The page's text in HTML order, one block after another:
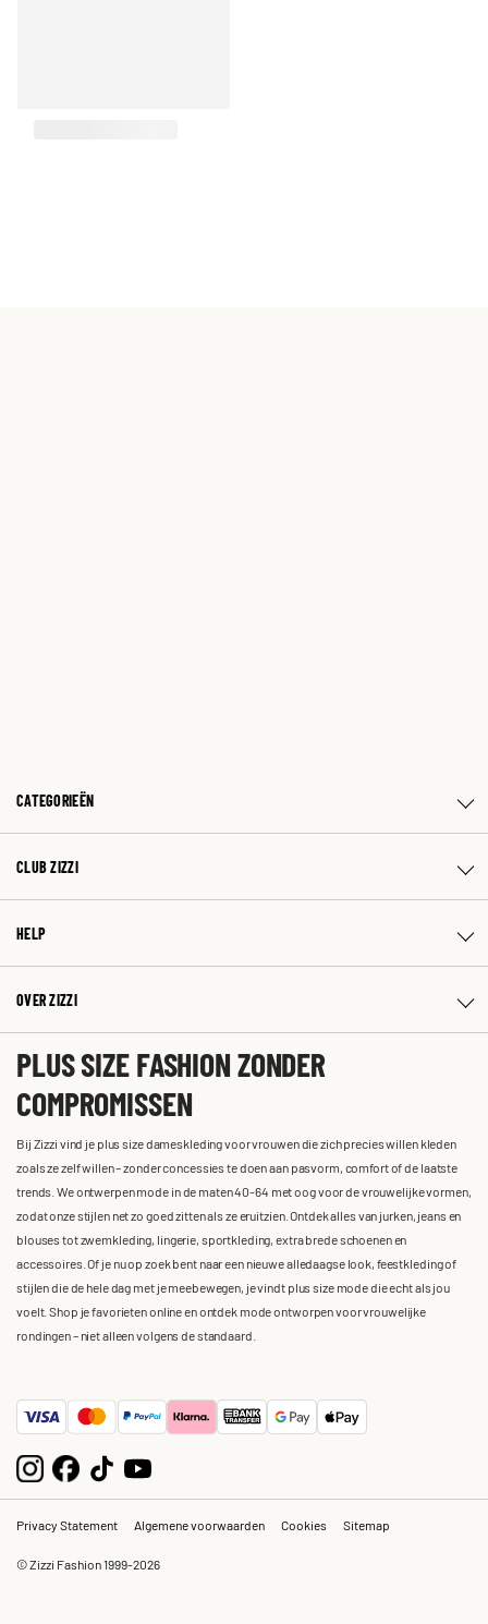
CATEGORIEËN
CLUB ZIZZI
HELP
OVER ZIZZI
PLUS SIZE FASHION ZONDER
COMPROMISSEN
Bij Zizzi vind je plus size dameskleding voor vrouwen die zich precies willen kleden
zoals ze zelf willen – zonder concessies te doen aan pasvorm, comfort of de laatste
trends. We ontwerpen mode in de maten 40-64 met oog voor de vrouwelijke vormen,
zodat onze stijlen net zo goed zitten als ze eruitzien. Ontdek alles van jurken, jeans en
blouses tot zwemkleding, lingerie, sportkleding, extra brede schoenen en
accessoires. Of je nu op zoek bent naar een nieuwe alledaagse look, feestkleding of
stijlen die de hele dag met je meebewegen, je vindt plus size mode die echt als jou
voelt. Shop je favorieten online en ontdek mode ontworpen voor vrouwelijke
rondingen – niet alleen volgens de standaard.
Privacy Statement Algemene voorwaarden Cookies Sitemap
© Zizzi Fashion 1999-2026